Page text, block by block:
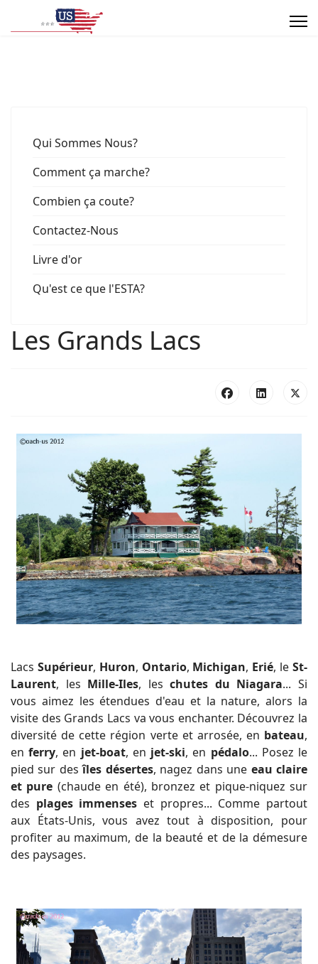
Qui Sommes Nous?
Comment ça marche?
Combien ça coute?
Contactez-Nous
Livre d'or
Qu'est ce que l'ESTA?
Les Grands Lacs
Lacs Supérieur, Huron, Ontario, Michigan, Erié, leSt-
Laurent, les Mille-Iles, leschutes du Niagara... Si
vous aimez les étendues d'eau et la nature, alors la
visite des Grands Lacs va vous enchanter. Découvrez la
diversité de cette région verte et arrosée, en bateau,
enferry, en jet-boat, en jet-ski, en pédalo... Posez le
pied sur desîles désertes, nagez dans une eau claire
et pure (chaude en été), bronzez et pique-niquez sur
des plages immenses et propres... Comme partout
aux États-Unis, vous avez tout à disposition, pour
profiter au maximum, de la beauté et de la démesure
des paysages.